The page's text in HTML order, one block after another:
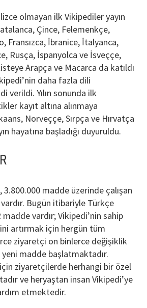
olmayan ilk Vikipediler yayın
Çince, Felemenkçe,
Fransızca, İbranice, İtalyanca,
Rusça, İspanyolca ve İsveççe,
Arapça ve Macarca da katıldı
daha fazla dili
verildi. Yılın sonunda ilk
kayıt altına alınmaya
Norveççe, Sırpça ve Hırvatça
hayatına başladığı duyuruldu.
3.800.000 madde üzerinde çalışan
Bugün itibariyle Türkçe
vardır; Vikipedi’nin sahip
artırmak için hergün tüm
ziyaretçi on binlerce değişiklik
madde başlatmaktadır.
ziyaretçilerde herhangi bir özel
ve heryaştan insan Vikipedi’ye
etmektedir.